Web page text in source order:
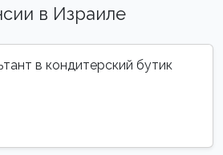
в Израиле
в кондитерский бутик